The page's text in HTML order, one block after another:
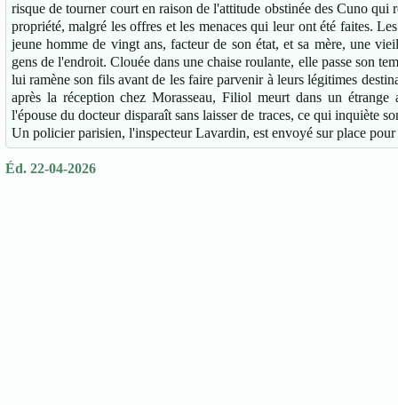
risque de tourner court en raison de l'attitude obstinée des Cuno qui
propriété, malgré les offres et les menaces qui leur ont été faites.
jeune homme de vingt ans, facteur de son état, et sa mère, une
gens de l'endroit. Clouée dans une chaise roulante, elle passe son
lui ramène son fils avant de les faire parvenir à leurs légitimes
après la réception chez Morasseau, Filiol meurt dans un étrange
l'épouse du docteur disparaît sans laisser de traces, ce qui inquiète
Un policier parisien, l'inspecteur Lavardin, est envoyé sur place
Éd. 22-04-2026